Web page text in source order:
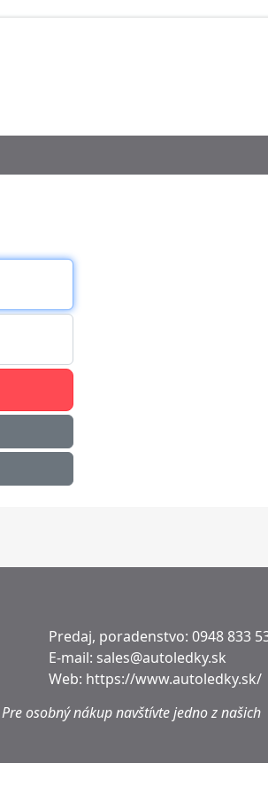
Predaj, poradenstvo: 0948 833
E-mail: sales@autoledky.sk
Web: https://www.autoledky.sk/
Pre osobný nákup navštívte jedno z našich